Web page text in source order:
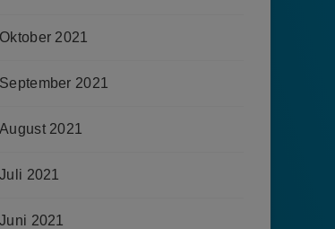
Oktober 2021
September 2021
August 2021
Juli 2021
Juni 2021